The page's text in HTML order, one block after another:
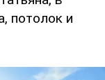
потолок и